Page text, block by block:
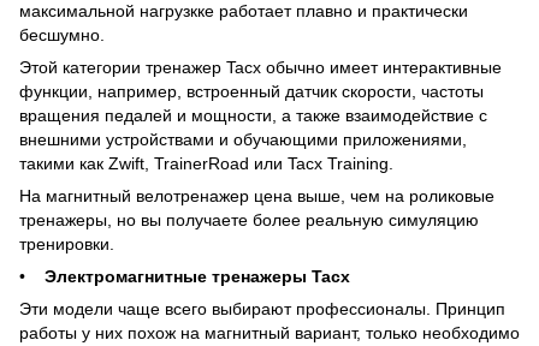
максимальной нагрузкке работает плавно и практически
бесшумно.
Этой категории тренажер Tacx обычно имеет интерактивные
функции, например, встроенный датчик скорости, частоты
вращения педалей и мощности, а также взаимодействие с
внешними устройствами и обучающими приложениями,
такими как Zwift, TrainerRoad или Tacx Training.
На магнитный велотренажер цена выше, чем на роликовые
тренажеры, но вы получаете более реальную симуляцию
тренировки.
• Электромагнитные тренажеры Tacx
Эти модели чаще всего выбирают профессионалы. Принцип
работы у них похож на магнитный вариант, только необходимо